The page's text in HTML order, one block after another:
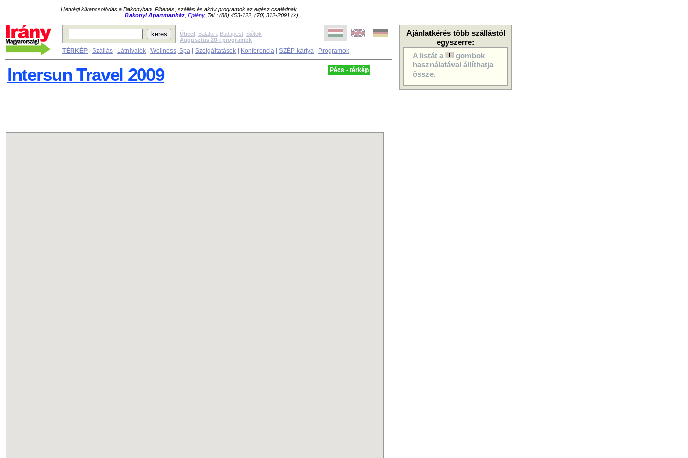
Hétvégi kikapcsolódás a Bakonyban. Pihenés, szállás és aktív programok az egész családnak.
Bakonyi Apartmanház Eplény, Tel.: (88) 453-122, (70) 312-2091 (x)
Ajánlatkérés több szállástól
egyszerre:
A listát a
gombok
használatával állíthatja
össze.
Úticél: Balaton Budapest Siófok
Augusztus 20-i programok
TÉRKÉP Szállás Látnivalók Wellness, Spa Szolgáltatások Konferencia SZÉP-kártya Programok
Pécs - térkép
Intersun Travel 2009